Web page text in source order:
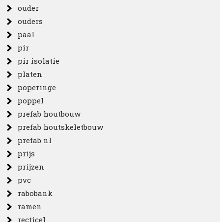
ouder
ouders
paal
pir
pir isolatie
platen
poperinge
poppel
prefab houtbouw
prefab houtskeletbouw
prefab nl
prijs
prijzen
pvc
rabobank
ramen
recticel